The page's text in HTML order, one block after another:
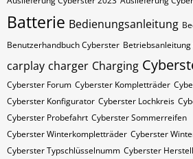
Batterie Bedienungsanleitung
Benutzerhandbuch Cyberster
carplay charger Charging
Cyberster Forum Cyberster Kompletträder
Cyberster Konfigurator Cyberster Lochkreis
Cyberster Probefahrt Cyberster Sommerreifen
Cyberster Winterkompletträder Cyberster
Cyberster​​​​ Typschlüsselnumm Cyberster​​​​​